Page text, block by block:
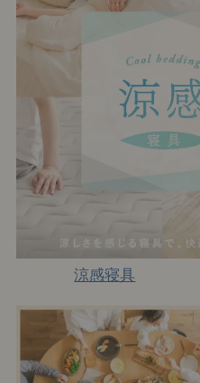
涼感寝具